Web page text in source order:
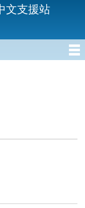
文支援站